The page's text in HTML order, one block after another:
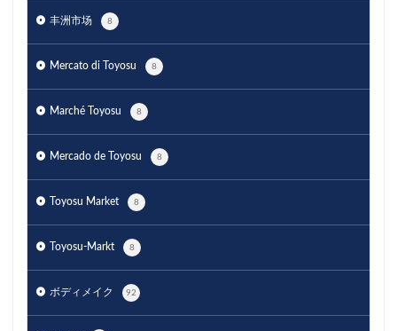
丰洲市场 8
Mercato di Toyosu 8
Marché Toyosu 8
Mercado de Toyosu 8
Toyosu Market 8
Toyosu-Markt 8
ボディメイク 92